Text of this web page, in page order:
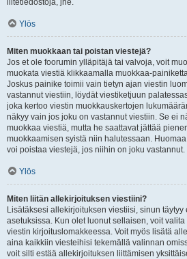
liitetiedostoja, jne.
Ylös
Miten muokkaan tai poistan viestejä?
Jos et ole foorumin ylläpitäjä tai valvoja, voit
muokata viestiä klikkaamalla muokkaa-
Joskus painike toimii vain tietyn ajan viestin
vastannut viestiin, löydät viestiketjuun
joka kertoo viestin muokkauskertojen
näkyy vain jos joku on vastannut viestiin. Se ei
muokkaa viestiä, mutta he saattavat jättää
muokkaamisen syistä niin halutessaan.
voi poistaa viestejä, jos niihin on joku vastannut.
Ylös
Miten liitän allekirjoituksen viestiini?
Lisätäksesi allekirjoituksen viestiisi, sinun
asetuksissa. Kun olet luonut sellaisen, voit valita
viestin kirjoituslomakkeessa. Voit myös lisätä
aina kaikkiin viesteihisi tekemällä valinnan
voit silti estää allekirjoituksen liittämisen